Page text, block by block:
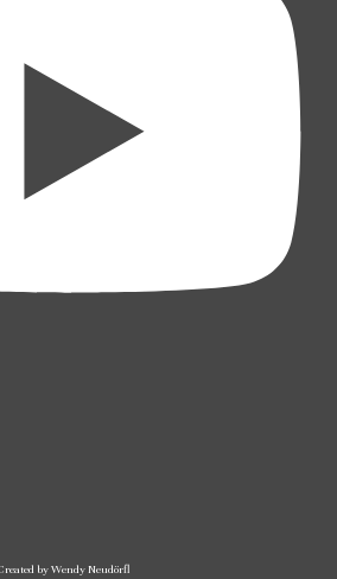
by Wendy Neudörfl